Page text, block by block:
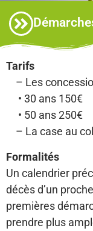
Tarifs
– Les
• 30 ans 150€
• 50 ans 250€
– La case au
Formalités
Un calendrier
décès d’un
premières
prendre plus